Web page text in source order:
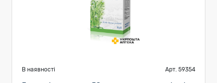
В наявності Арт. 59354